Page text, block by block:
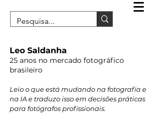
Leo Saldanha
25 anos no mercado fotográfico
brasileiro
Leio o que está mudando na fotografia e
na IA e traduzo isso em decisões práticas
para fotógrafos profissionais.